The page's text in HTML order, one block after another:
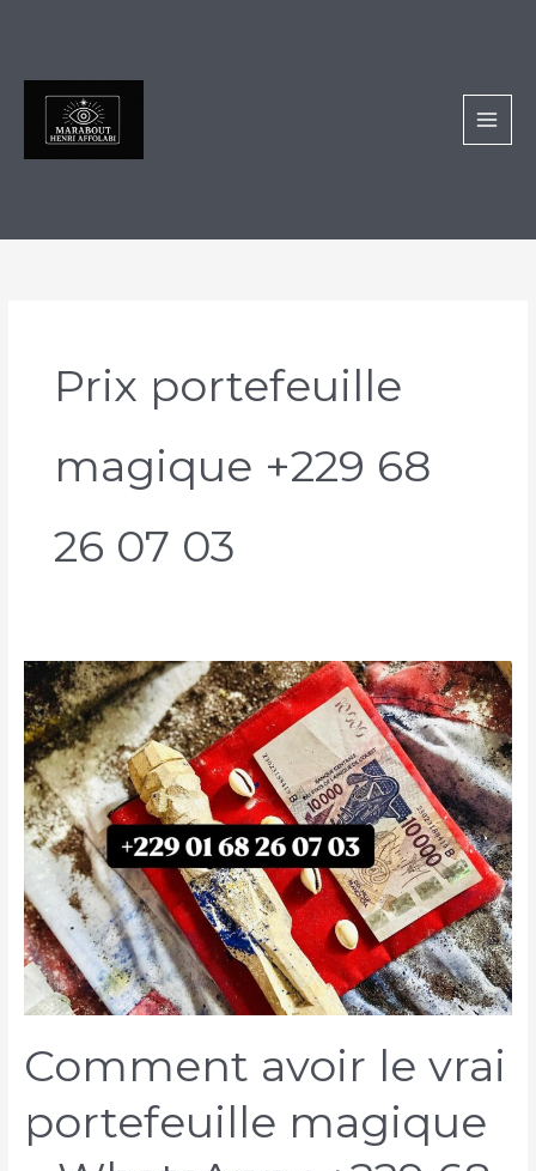
Prix portefeuille
magique +229 68
26 07 03
Comment avoir le vrai
portefeuille magique